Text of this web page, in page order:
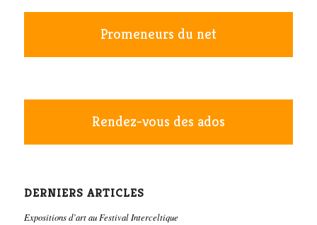
Promeneurs du net
Rendez-vous des ados
DERNIERS ARTICLES
Expositions d’art au Festival Interceltique